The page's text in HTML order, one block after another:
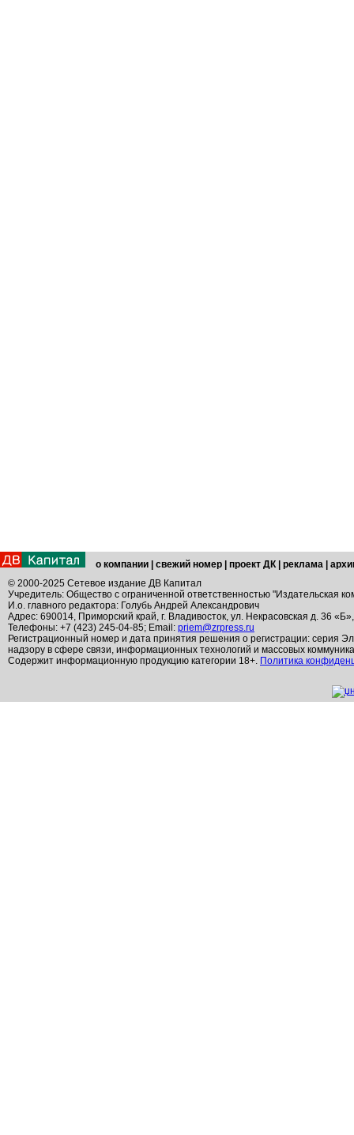
о компании свежий номер проект ДК реклама
© 2000-2025 Сетевое издание ДВ Капитал
Учредитель: Общество с ограниченной ответственностью "Издательская
И.о. главного редактора: Голубь Андрей Александрович
Адрес: 690014, Приморский край, г. Владивосток, ул. Некрасовская д. 36
Телефоны: +7 (423) 245-04-85; Email: priem@zrpress.ru
Регистрационный номер и дата принятия решения о регистрации: серия
надзору в сфере связи, информационных технологий и массовых
Содержит информационную продукцию категории 18+. Политика